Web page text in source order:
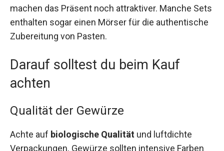
machen das Präsent noch attraktiver. Manche Sets
enthalten sogar einen Mörser für die authentische
Zubereitung von Pasten.
Darauf solltest du beim Kauf
achten
Qualität der Gewürze
Achte auf biologische Qualität und luftdichte
Verpackungen. Gewürze sollten intensive Farben